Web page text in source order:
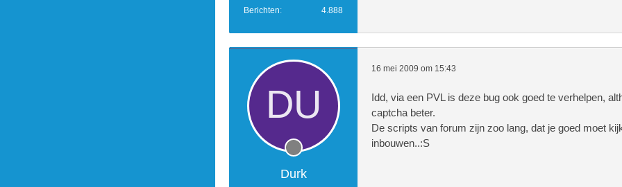
Berichten
4.888
Durk
16 mei 2009 om 15:43
Idd, via een PVL is deze bug ook goed te verhelpen,
captcha beter.
De scripts van forum zijn zoo lang, dat je goed moet
inbouwen..:S